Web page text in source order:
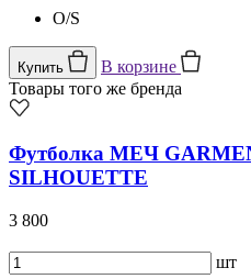
O/S
Купить
В корзине
Товары того же бренда
Футболка МЕЧ
SILHOUETTE
3 800
шт